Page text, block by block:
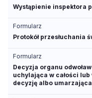
Wystąpienie inspektora
Formularz
Protokół przesłuchania
Formularz
Decyzja organu
uchylająca w całości
decyzję albo